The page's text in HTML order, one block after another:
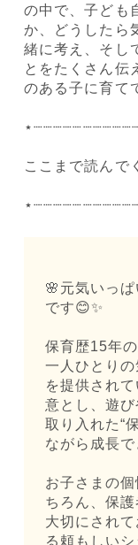
の中で、子ども
か、どうしたら
緒に考え、そし
とをたくさん伝
のある子に育て
ここまで読んで
🌸元気いっ
です😊✨
保育歴15年
一人ひとり
を提供され
意とし、遊
取り入れた“
ながら成長
お子さまの
ちろん、保
大切にされ
る頼もしい